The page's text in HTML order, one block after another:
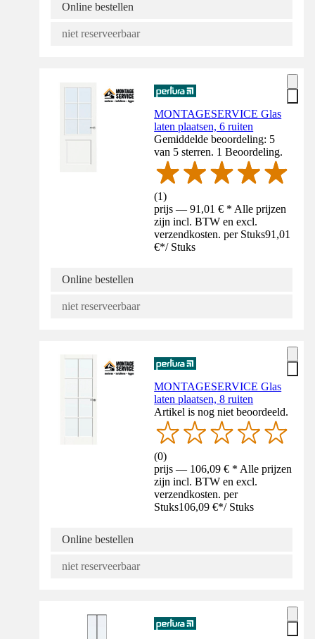
Online bestellen
niet reserveerbaar
MONTAGESERVICE Glas
laten plaatsen, 6 ruiten
Gemiddelde beoordeling: 5
van 5 sterren. 1 Beoordeling.
(1)
prijs — 91,01 € * Alle prijzen
zijn incl. BTW en excl.
verzendkosten. per Stuks91,01
€*/ Stuks
Online bestellen
niet reserveerbaar
MONTAGESERVICE Glas
laten plaatsen, 8 ruiten
Artikel is nog niet beoordeeld.
(0)
prijs — 106,09 € * Alle prijzen
zijn incl. BTW en excl.
verzendkosten. per
Stuks106,09 €*/ Stuks
Online bestellen
niet reserveerbaar